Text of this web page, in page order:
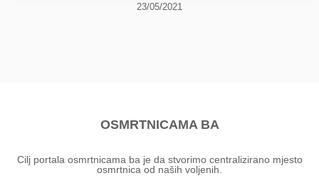
23/05/2021
OSMRTNICAMA BA
Cilj portala osmrtnicama ba je da stvorimo centralizirano mjesto
osmrtnica od naših voljenih.